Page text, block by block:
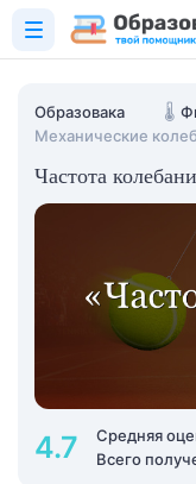
Образовака 🌡️
Механические
Частота
4.7
Средняя
Всего